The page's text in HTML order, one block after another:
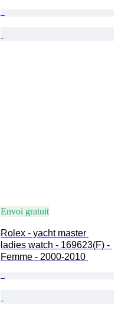
Envoi gratuit
Rolex - yacht master
ladies watch - 169623(F) -
Femme - 2000-2010